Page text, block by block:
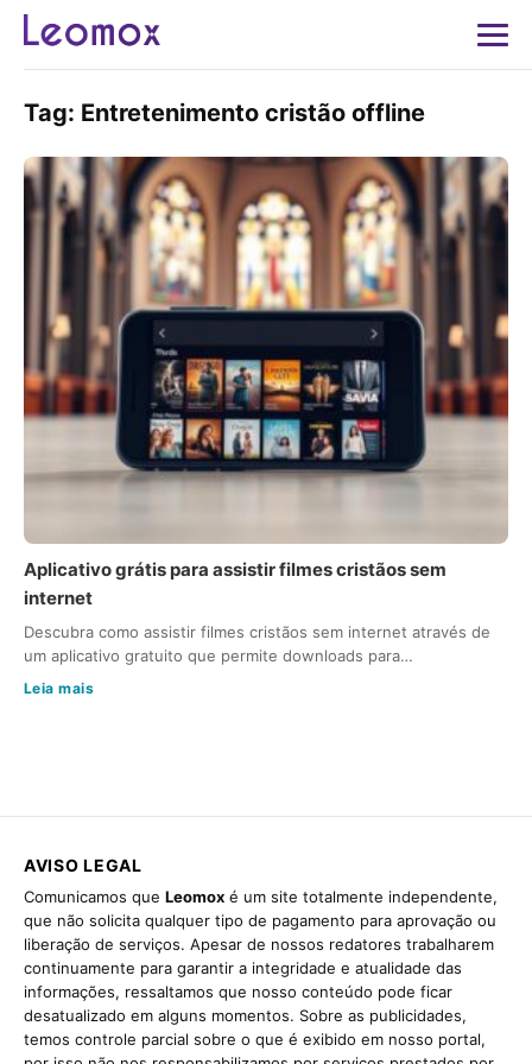
Tag: Entretenimento cristão offline
Aplicativo grátis para assistir filmes cristãos sem
internet
Descubra como assistir filmes cristãos sem internet através de
um aplicativo gratuito que permite downloads para…
Leia mais
AVISO LEGAL
Comunicamos que Leomox é um site totalmente independente,
que não solicita qualquer tipo de pagamento para aprovação ou
liberação de serviços. Apesar de nossos redatores trabalharem
continuamente para garantir a integridade e atualidade das
informações, ressaltamos que nosso conteúdo pode ficar
desatualizado em alguns momentos. Sobre as publicidades,
temos controle parcial sobre o que é exibido em nosso portal,